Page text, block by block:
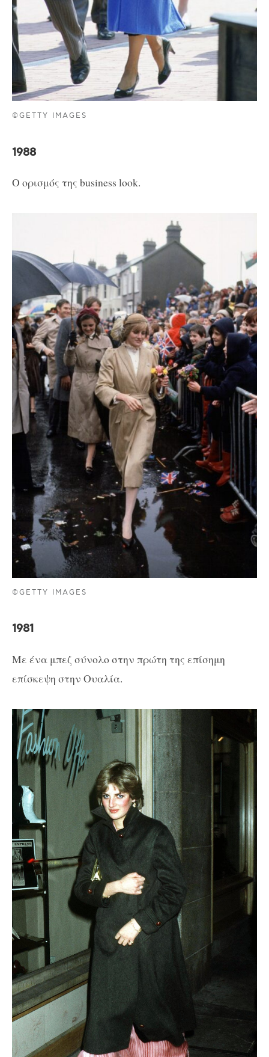
©GETTY IMAGES
1988
Ο ορισμός της business look.
©GETTY IMAGES
1981
Με ένα μπεζ σύνολο στην πρώτη της επίσημη
επίσκεψη στην Ουαλία.